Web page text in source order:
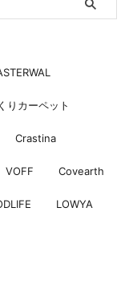
りカーペット
Crastina
VOFF Covearth
LOWYA